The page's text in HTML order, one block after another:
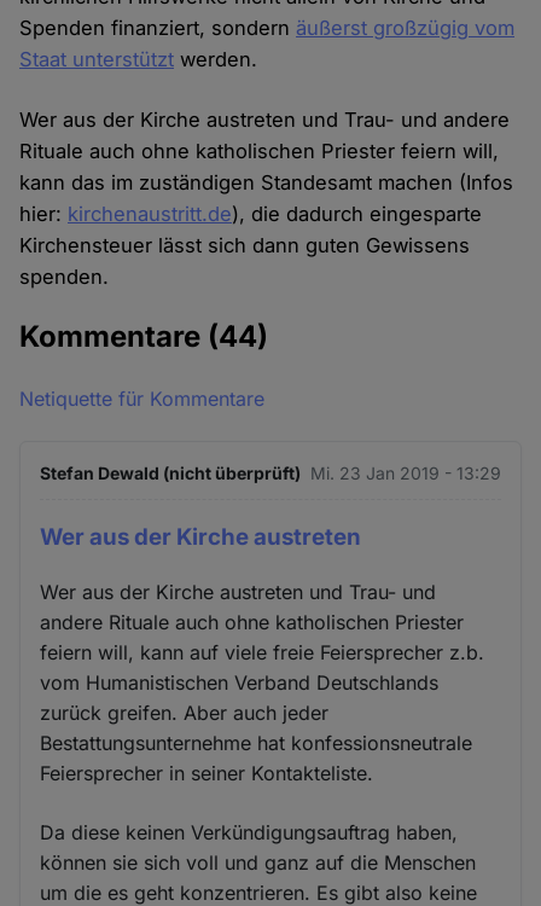
Spenden finanziert, sondern äußerst großzügig vom
Staat unterstützt werden.
Wer aus der Kirche austreten und Trau- und andere
Rituale auch ohne katholischen Priester feiern will,
kann das im zuständigen Standesamt machen (Infos
hier: kirchenaustritt.de), die dadurch eingesparte
Kirchensteuer lässt sich dann guten Gewissens
spenden.
Kommentare (44)
Netiquette für Kommentare
Stefan Dewald (nicht überprüft) Mi. 23 Jan 2019 - 13:29
Wer aus der Kirche austreten
Wer aus der Kirche austreten und Trau- und
andere Rituale auch ohne katholischen Priester
feiern will, kann auf viele freie Feiersprecher z.b.
vom Humanistischen Verband Deutschlands
zurück greifen. Aber auch jeder
Bestattungsunternehme hat konfessionsneutrale
Feiersprecher in seiner Kontakteliste.
Da diese keinen Verkündigungsauftrag haben,
können sie sich voll und ganz auf die Menschen
um die es geht konzentrieren. Es gibt also keine